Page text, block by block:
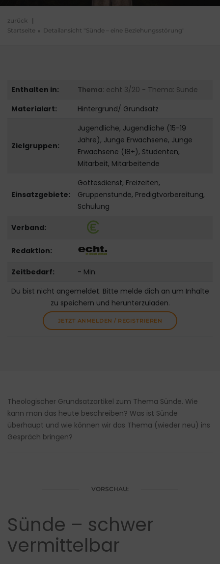
zurück |
Startseite
Detailansicht "Sünde – eine Beziehungsstörung"
Enthalten in: Thema: echt 3/20 - Thema: Sünde
Materialart:
Hintergrund/ Grundsatz
Zielgruppen:
Jugendliche, Jugendliche (15-19
Jahre), Junge Erwachsene, Junge
Erwachsene (18+), Studenten,
Mitarbeit, Mitarbeitende
Einsatzgebiete:
Gottesdienst, Freizeiten,
Gruppenstunde, Predigtvorbereitung,
Schulung
Verband:
Redaktion:
Zeitbedarf:
- Min.
Du bist nicht angemeldet. Bitte melde dich an um Inhalte
zu speichern und herunterzuladen.
JETZT ANMELDEN / REGISTRIEREN
Theologischer Grundsatzartikel zum Thema Sünde. Wie
kann man das heute beschreiben? Was ist Sünde
überhaupt und wie können wir das Thema (wieder neu) ins
Gespräch bringen?
VORSCHAU:
Sünde – schwer
vermittelbar